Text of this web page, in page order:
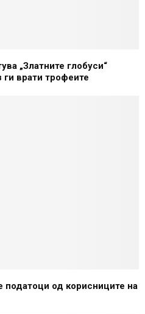
„Златните глобуси“
врати трофеите
податоци од корисниците на